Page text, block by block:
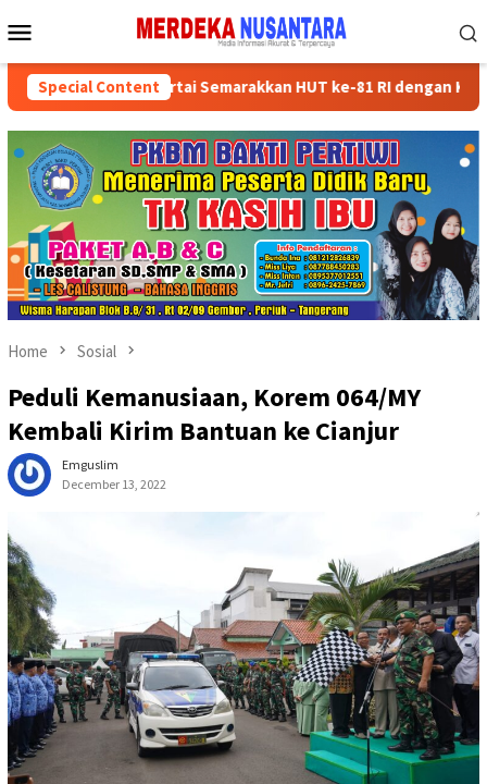
to
Menu
Special Content
Kader Partai Semarakkan HUT ke-81 RI dengan Kegiatan
Home Sosial
Peduli Kemanusiaan, Korem 064/MY
Kembali Kirim Bantuan ke Cianjur
Emguslim
December 13, 2022